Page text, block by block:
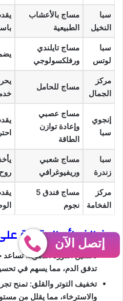
سبا
النخيل
مساج بالأعشاب
الطبيعية
سبا
لوتس
مساج تايلندي
ورفلكسولوجي
مركز
الجمال
مساج للحامل
إنجوي
سبا
مساج عصبي
وإعادة توازن
الطاقة
سبا
زندرة
مساج شعبي
وريفيوغرافي
مركز
الفخامة
مساج فندق 5
نجوم
من الفوائد المترتبة
تحسين الدورة الدموية:
تدفق الدم، مما يسهم في
تخفيف التوتر والقلق: تمنح
والاسترخاء، مما يقلل من
إتصل الآن